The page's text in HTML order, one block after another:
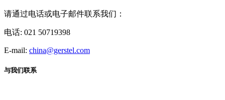
请通过电话或电子邮件联系我们：
电话: 021 50719398
E-mail: china@gerstel.com
与我们联系